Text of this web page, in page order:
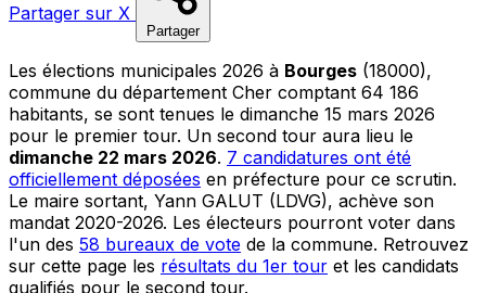
Partager sur X
Partager
Les élections municipales 2026 à Bourges (18000),
commune du département Cher comptant 64 186
habitants, se sont tenues le dimanche 15 mars 2026
pour le premier tour. Un second tour aura lieu le
dimanche 22 mars 2026. 7 candidatures ont été
officiellement déposées en préfecture pour ce scrutin.
Le maire sortant, Yann GALUT (LDVG), achève son
mandat 2020-2026. Les électeurs pourront voter dans
l'un des 58 bureaux de vote de la commune. Retrouvez
sur cette page les résultats du 1er tour et les candidats
qualifiés pour le second tour.